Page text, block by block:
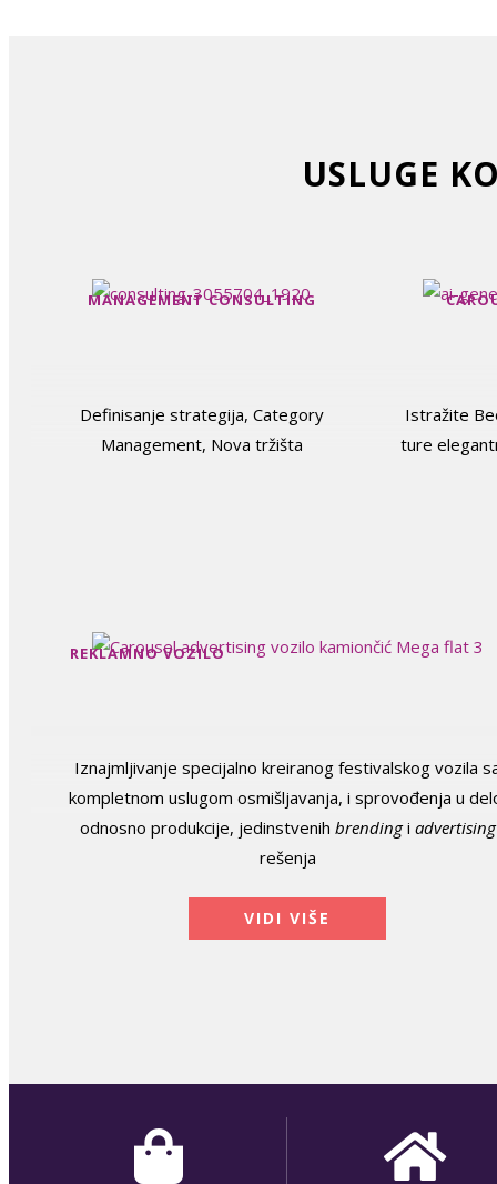
USLUGE
MANAGEMENT CONSULTING
Definisanje strategija, Category
Management, Nova tržišta
Istražite
ture
REKLAMNO VOZILO
Iznajmljivanje specijalno kreiranog festivalskog vozila
kompletnom uslugom osmišljavanja, i sprovođenja u
odnosno produkcije, jedinstvenih brendingi advertising
rešenja
VIDI VIŠE